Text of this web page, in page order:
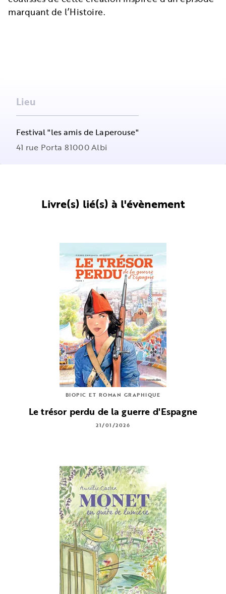
marquant de l’Histoire.
Lieu
Festival "les amis de Laperouse"
41 rue Porta 81000 Albi
Livre(s) lié(s) à l'évènement
BIOPIC ET ROMAN GRAPHIQUE
Le trésor perdu de la guerre d'Espagne
21/01/2026